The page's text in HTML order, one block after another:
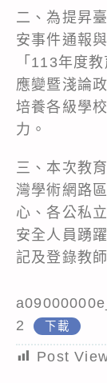
二、為提昇
安事件通報
「113年度
應變暨淺論
培養各級學
力。
三、本次教
灣學術網路
心、各公私
安全人員踴
記及登錄教
2
下載
Post